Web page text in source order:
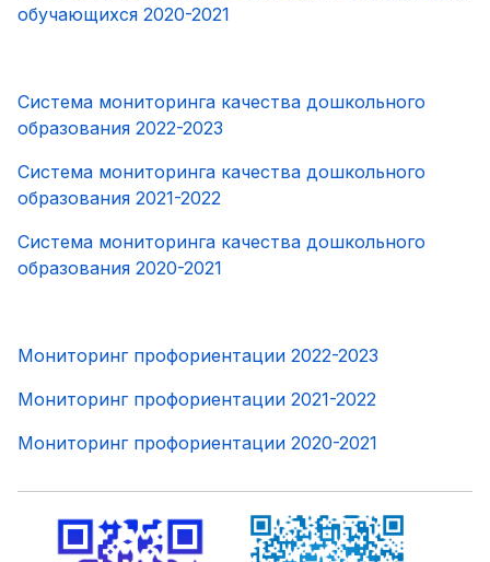
обучающихся 2020-2021
Система мониторинга качества дошкольного
образования 2022-2023
Система мониторинга качества дошкольного
образования 2021-2022
Система мониторинга качества дошкольного
образования 2020-2021
Мониторинг профориентации 2022-2023
Мониторинг профориентации 2021-2022
Мониторинг профориентации 2020-2021